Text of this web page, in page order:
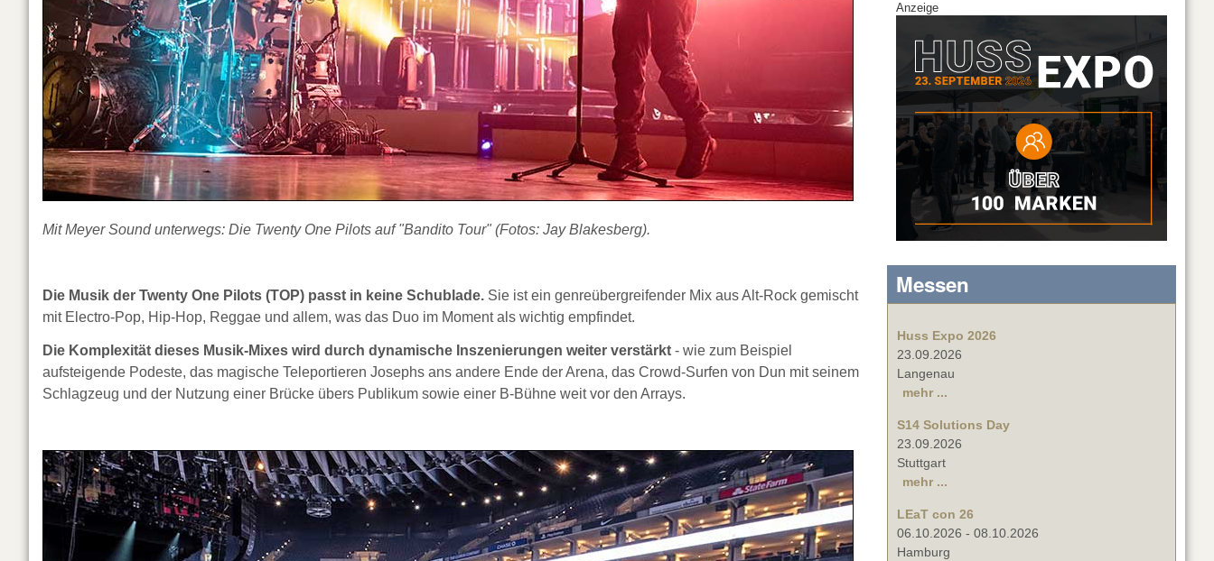
Mit Meyer Sound unterwegs: Die Twenty One Pilots auf "Bandito Tour" (Fotos: Jay Blakesberg).
Die Musik der Twenty One Pilots (TOP) passt in keine Schublade. Sie ist ein genreübergreifender Mix aus Alt-Rock gemischt
mit Electro-Pop, Hip-Hop, Reggae und allem, was das Duo im Moment als wichtig empfindet.
Die Komplexität dieses Musik-Mixes wird durch dynamische Inszenierungen weiter verstärkt - wie zum Beispiel
aufsteigende Podeste, das magische Teleportieren Josephs ans andere Ende der Arena, das Crowd-Surfen von Dun mit seinem
Schlagzeug und der Nutzung einer Brücke übers Publikum sowie einer B-Bühne weit vor den Arrays.
Anzeige
Messen
Huss Expo 2026
23.09.2026
Langenau
mehr ...
S14 Solutions Day
23.09.2026
Stuttgart
mehr ...
LEaT con 26
06.10.2026 - 08.10.2026
Hamburg